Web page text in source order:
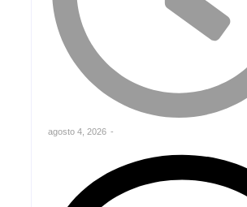
agosto 4, 2026 -